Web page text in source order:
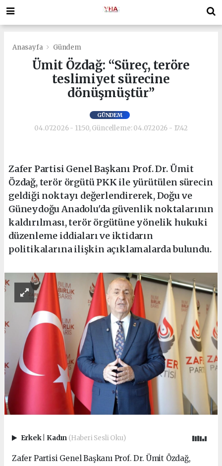
Anasayfa Gündem
Ümit Özdağ: “Süreç, teröre
teslimiyet sürecine
dönüşmüştür”
GÜNDEM
04.07.2026 - 11:50, Güncelleme: 04.07.2026 - 17:42
Zafer Partisi Genel Başkanı Prof. Dr. Ümit
Özdağ, terör örgütü PKK ile yürütülen sürecin
geldiği noktayı değerlendirerek, Doğu ve
Güneydoğu Anadolu'da güvenlik noktalarının
kaldırılması, terör örgütüne yönelik hukuki
düzenleme iddiaları ve iktidarın
politikalarına ilişkin açıklamalarda bulundu.
Erkek Kadın (Haberi Sesli Oku)
Zafer Partisi Genel Başkanı Prof. Dr. Ümit Özdağ,